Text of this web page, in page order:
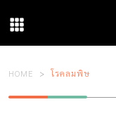
HOME โรคลมพิษ